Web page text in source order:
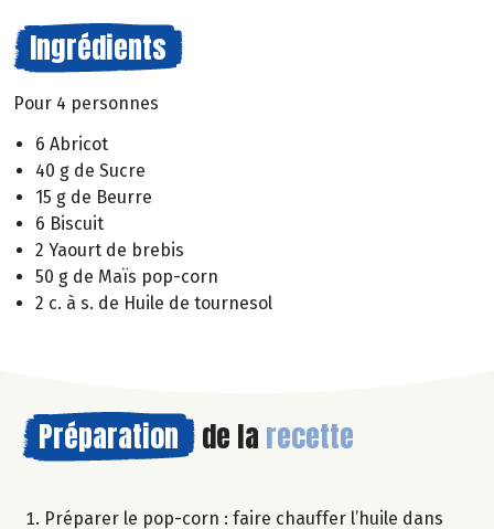
Ingrédients
Pour 4 personnes
6 Abricot
40 g de Sucre
15 g de Beurre
6 Biscuit
2 Yaourt de brebis
50 g de Maïs pop-corn
2 c. à s. de Huile de tournesol
Préparation de la recette
Préparer le pop-corn : faire chauffer l’huile dans